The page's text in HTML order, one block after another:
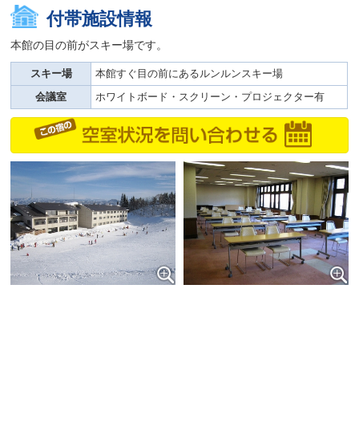
付帯施設情報
本館の目の前がスキー場です。
スキー場
本館すぐ目の前にあるルンルンスキー場
会議室
ホワイトボード・スクリーン・プロジェクター有